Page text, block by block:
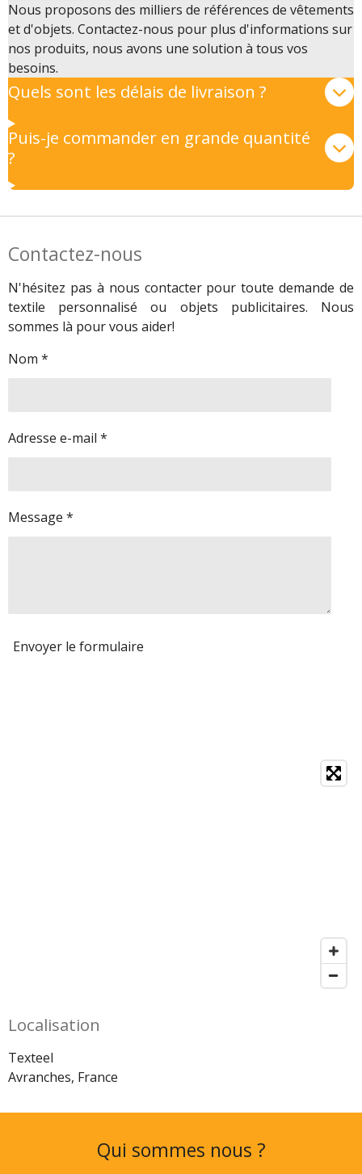
Nous proposons des milliers de références de vêtements
et d'objets. Contactez-nous pour plus d'informations sur
nos produits, nous avons une solution à tous vos
besoins.
Quels sont les délais de livraison ?
Puis-je commander en grande quantité
?
Contactez-nous
N'hésitez pas à nous contacter pour toute demande de
textile personnalisé ou objets publicitaires. Nous
sommes là pour vous aider!
Nom *
Adresse e-mail *
Message *
Envoyer le formulaire
Localisation
Texteel
Avranches, France
Qui sommes nous ?